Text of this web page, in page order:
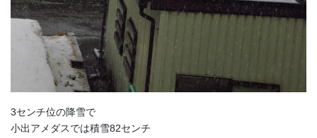
3センチ位の降雪で
小出アメダスでは積雪82センチ